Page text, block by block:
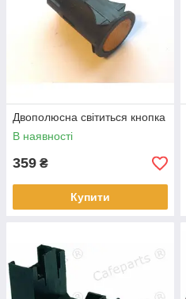
Двополюсна світиться кнопка
В наявності
359 ₴
Купити